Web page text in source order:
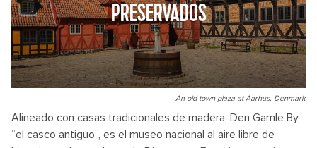
PRESERVADOS
An old town plaza at Aarhus, Denmark
Alineado con casas tradicionales de madera, Den Gamle By,
“el casco antiguo”, es el museo nacional al aire libre de